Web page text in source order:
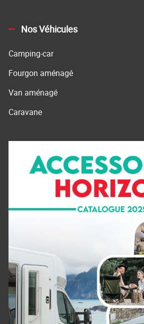
Nos Véhicules
Camping-car
Fourgon aménagé
Van aménagé
Caravane